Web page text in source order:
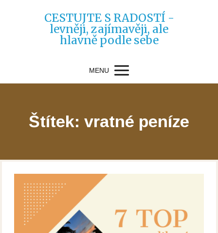
CESTUJTE S RADOSTÍ -
levněji, zajímavěji, ale
hlavně podle sebe
MENU
Štítek: vratné peníze